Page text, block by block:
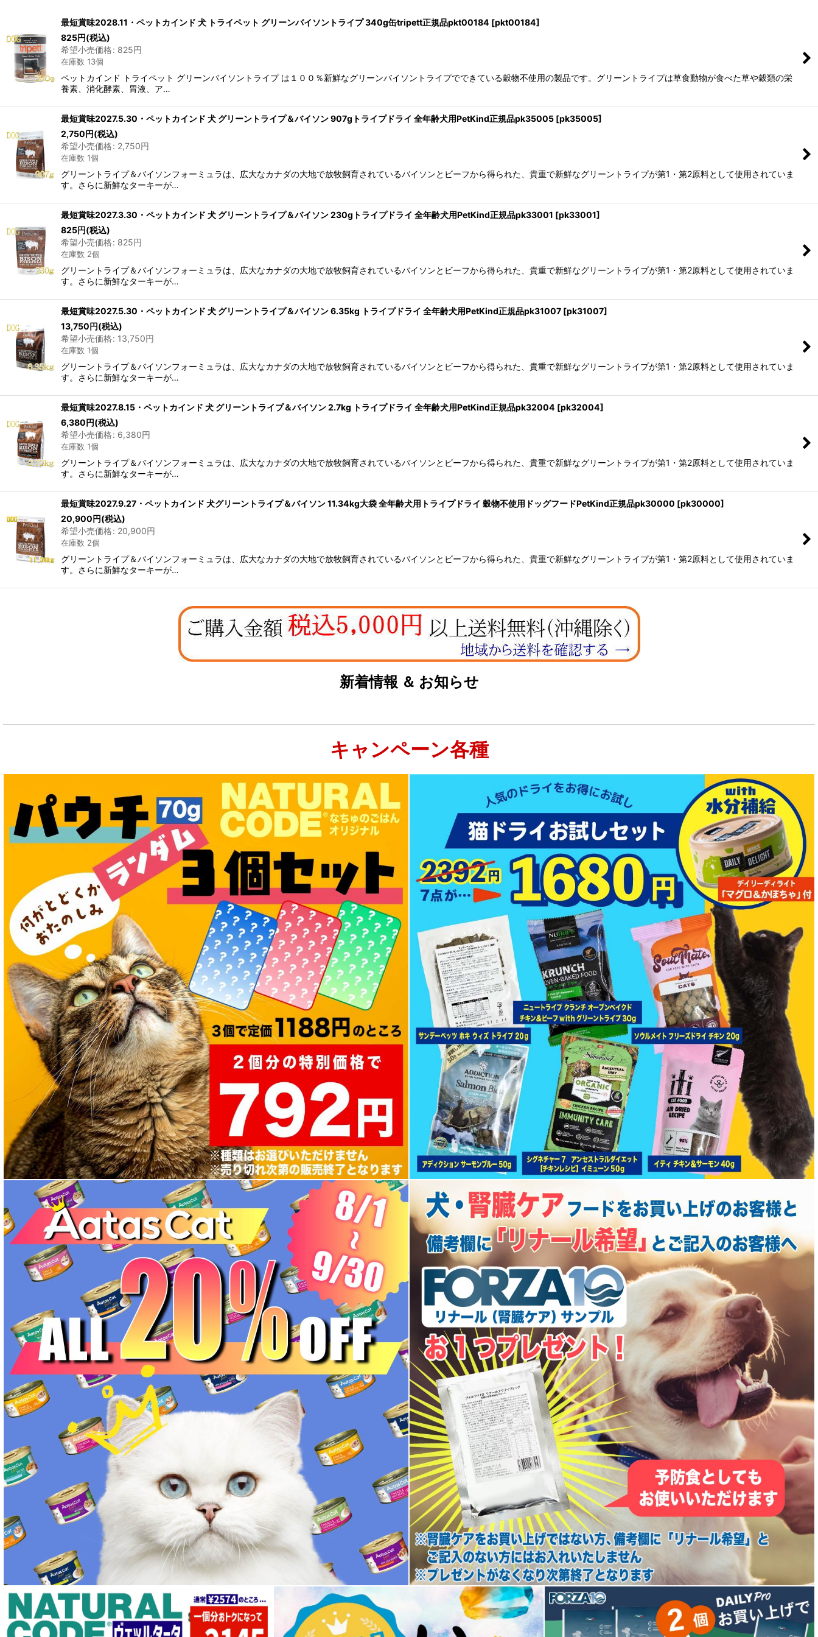
在庫あり
並び順:
最短賞味2028.11・ペットカインド 犬 トライペット グリーンバイソントライプ 340g缶tripett正規品pkt00184 [pkt00184]
825円(税込)
希望小売価格: 825円
在庫数 13個
ペットカインド トライペット グリーンバイソントライプ は１００％新鮮なグリーンバイソントライプでできている穀物不使用の製品です。グリーントライプは草食動物が食べた草や穀類の栄
養素、消化酵素、胃液、ア…
最短賞味2027.5.30・ペットカインド 犬 グリーントライプ＆バイソン 907gトライプドライ 全年齢犬用PetKind正規品pk35005 [pk35005]
2,750円(税込)
希望小売価格: 2,750円
在庫数 1個
グリーントライプ＆バイソンフォーミュラは、広大なカナダの大地で放牧飼育されているバイソンとビーフから得られた、貴重で新鮮なグリーントライプが第1・第2原料として使用されていま
す。さらに新鮮なターキーが…
最短賞味2027.3.30・ペットカインド 犬 グリーントライプ＆バイソン 230gトライプドライ 全年齢犬用PetKind正規品pk33001 [pk33001]
825円(税込)
希望小売価格: 825円
在庫数 2個
グリーントライプ＆バイソンフォーミュラは、広大なカナダの大地で放牧飼育されているバイソンとビーフから得られた、貴重で新鮮なグリーントライプが第1・第2原料として使用されていま
す。さらに新鮮なターキーが…
最短賞味2027.5.30・ペットカインド 犬 グリーントライプ＆バイソン 6.35kg トライプドライ 全年齢犬用PetKind正規品pk31007 [pk31007]
13,750円(税込)
希望小売価格: 13,750円
在庫数 1個
グリーントライプ＆バイソンフォーミュラは、広大なカナダの大地で放牧飼育されているバイソンとビーフから得られた、貴重で新鮮なグリーントライプが第1・第2原料として使用されていま
す。さらに新鮮なターキーが…
最短賞味2027.8.15・ペットカインド 犬 グリーントライプ＆バイソン 2.7kg トライプドライ 全年齢犬用PetKind正規品pk32004 [pk32004]
6,380円(税込)
希望小売価格: 6,380円
在庫数 1個
グリーントライプ＆バイソンフォーミュラは、広大なカナダの大地で放牧飼育されているバイソンとビーフから得られた、貴重で新鮮なグリーントライプが第1・第2原料として使用されていま
す。さらに新鮮なターキーが…
最短賞味2027.9.27・ペットカインド 犬グリーントライプ＆バイソン 11.34kg大袋 全年齢犬用トライプドライ 穀物不使用ドッグフードPetKind正規品pk30000 [pk30000]
20,900円(税込)
希望小売価格: 20,900円
在庫数 2個
グリーントライプ＆バイソンフォーミュラは、広大なカナダの大地で放牧飼育されているバイソンとビーフから得られた、貴重で新鮮なグリーントライプが第1・第2原料として使用されていま
す。さらに新鮮なターキーが…
新着情報 ＆ お知らせ
キャンペーン各種